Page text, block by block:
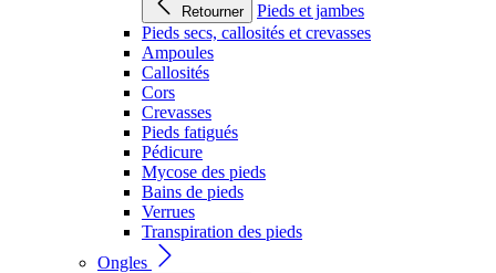
Retourner
Pieds et jambes
Pieds secs, callosités et crevasses
Ampoules
Callosités
Cors
Crevasses
Pieds fatigués
Pédicure
Mycose des pieds
Bains de pieds
Verrues
Transpiration des pieds
Ongles